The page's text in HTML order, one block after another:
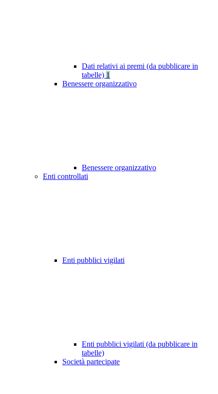
Dati relativi ai premi (da pubblicare in
tabelle) 1
Benessere organizzativo
Benessere organizzativo
Enti controllati
Enti pubblici vigilati
Enti pubblici vigilati (da pubblicare in
tabelle)
Società partecipate